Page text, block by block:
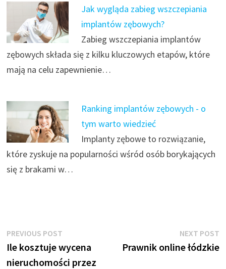
Jak wygląda zabieg wszczepiania
implantów zębowych?
Zabieg wszczepiania implantów
zębowych składa się z kilku kluczowych etapów, które
mają na celu zapewnienie…
Ranking implantów zębowych - o
tym warto wiedzieć
Implanty zębowe to rozwiązanie,
które zyskuje na popularności wśród osób borykających
się z brakami w…
Nawigacja
wpisu
PREVIOUS POSTPrevious
post:
Ile kosztuje wycena
nieruchomości przez
NEXT POST
Prawnik online łódzkie